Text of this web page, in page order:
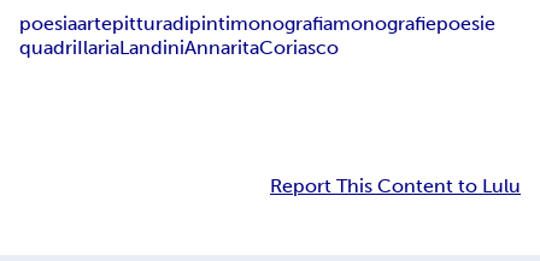
poesiaartepitturadipintimonografiamonografiepoesie
quadriIlariaLandiniAnnaritaCoriasco
Report This Content to Lulu